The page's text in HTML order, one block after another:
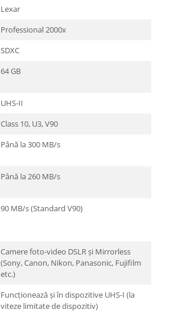
Lexar
Professional 2000x
SDXC
64 GB
UHS-II
Class 10, U3, V90
Până la 300 MB/s
Până la 260 MB/s
90 MB/s (Standard V90)
Camere foto-video DSLR și Mirrorless
(Sony, Canon, Nikon, Panasonic, Fujifilm
etc.)
Funcționează și în dispozitive UHS-I (la
viteze limitate de dispozitiv)